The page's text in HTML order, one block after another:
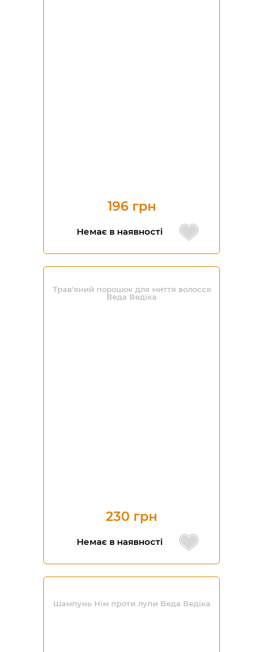
196 грн
Немає в наявності
Трав'яний порошок для миття волосся
Веда Ведіка
230 грн
Немає в наявності
Шампунь Нім проти лупи Веда Ведіка